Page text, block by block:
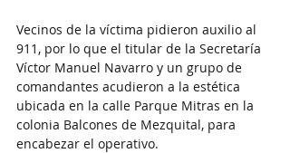
Vecinos de la víctima pidieron auxilio al
911, por lo que el titular de la Secretaría
Víctor Manuel Navarro y un grupo de
comandantes acudieron a la estética
ubicada en la calle Parque Mitras en la
colonia Balcones de Mezquital, para
encabezar el operativo.